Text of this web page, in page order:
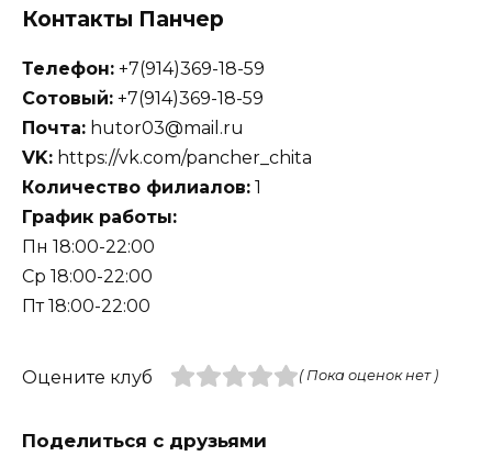
Контакты Панчер
Телефон: +7(914)369-18-59
Сотовый: +7(914)369-18-59
Почта: hutor03@mail.ru
VK: https://vk.com/pancher_chita
Количество филиалов: 1
График работы:
Пн 18:00-22:00
Ср 18:00-22:00
Пт 18:00-22:00
Оцените клуб ( Пока оценок нет )
Поделиться с друзьями